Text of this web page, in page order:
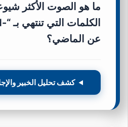
ما هو الصوت الأكثر
عن الماضي؟
كشف تحليل الخبير